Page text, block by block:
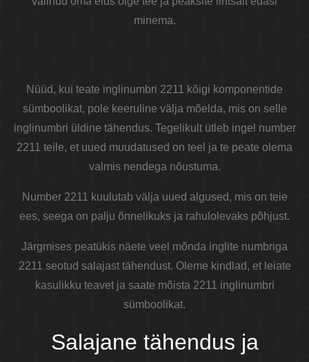
minema.
Nüüd, kui teate inglinumbri 2211 kõigi komponentide
sümboolikat, pole keeruline välja mõelda, mis on selle
inglinumbri üldine tähendus. Tegelikult ütleb ingel number
2211 teile, et uued muudatused on teel ja te peate olema
valmis nendega nõustuma.
Number 2211 kuulutab välja uued algused, mis on teie
ees, seega on palju õnnelikuks ja rahulolevaks põhjust.
Järgmises peatükis näete veel mõnda inglite numbriga
2211 seotud salajast tähendust. Oleme kindlad, et leiate
kasulikku teavet ja saate mõista 2211 inglinumbri
sümboolikat.
Salajane tähendus ja